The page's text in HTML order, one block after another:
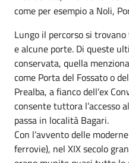
come per esempio a Noli,
Lungo il percorso si
e alcune porte. Di queste
conservata, quella
come Porta del Fossato o
Prealba, a fianco dell’ex
consente tuttora l’accesso
passa in località Bagari.
Con l’avvento delle
ferrovie), nel XIX secolo